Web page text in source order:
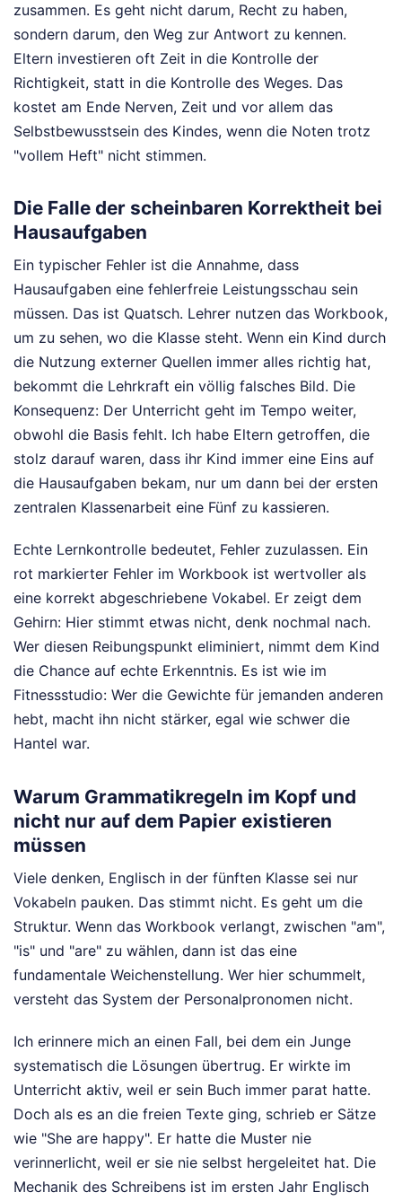
zusammen. Es geht nicht darum, Recht zu haben,
sondern darum, den Weg zur Antwort zu kennen.
Eltern investieren oft Zeit in die Kontrolle der
Richtigkeit, statt in die Kontrolle des Weges. Das
kostet am Ende Nerven, Zeit und vor allem das
Selbstbewusstsein des Kindes, wenn die Noten trotz
"vollem Heft" nicht stimmen.
Die Falle der scheinbaren Korrektheit bei
Hausaufgaben
Ein typischer Fehler ist die Annahme, dass
Hausaufgaben eine fehlerfreie Leistungsschau sein
müssen. Das ist Quatsch. Lehrer nutzen das Workbook,
um zu sehen, wo die Klasse steht. Wenn ein Kind durch
die Nutzung externer Quellen immer alles richtig hat,
bekommt die Lehrkraft ein völlig falsches Bild. Die
Konsequenz: Der Unterricht geht im Tempo weiter,
obwohl die Basis fehlt. Ich habe Eltern getroffen, die
stolz darauf waren, dass ihr Kind immer eine Eins auf
die Hausaufgaben bekam, nur um dann bei der ersten
zentralen Klassenarbeit eine Fünf zu kassieren.
Echte Lernkontrolle bedeutet, Fehler zuzulassen. Ein
rot markierter Fehler im Workbook ist wertvoller als
eine korrekt abgeschriebene Vokabel. Er zeigt dem
Gehirn: Hier stimmt etwas nicht, denk nochmal nach.
Wer diesen Reibungspunkt eliminiert, nimmt dem Kind
die Chance auf echte Erkenntnis. Es ist wie im
Fitnessstudio: Wer die Gewichte für jemanden anderen
hebt, macht ihn nicht stärker, egal wie schwer die
Hantel war.
Warum Grammatikregeln im Kopf und
nicht nur auf dem Papier existieren
müssen
Viele denken, Englisch in der fünften Klasse sei nur
Vokabeln pauken. Das stimmt nicht. Es geht um die
Struktur. Wenn das Workbook verlangt, zwischen "am",
"is" und "are" zu wählen, dann ist das eine
fundamentale Weichenstellung. Wer hier schummelt,
versteht das System der Personalpronomen nicht.
Ich erinnere mich an einen Fall, bei dem ein Junge
systematisch die Lösungen übertrug. Er wirkte im
Unterricht aktiv, weil er sein Buch immer parat hatte.
Doch als es an die freien Texte ging, schrieb er Sätze
wie "She are happy". Er hatte die Muster nie
verinnerlicht, weil er sie nie selbst hergeleitet hat. Die
Mechanik des Schreibens ist im ersten Jahr Englisch